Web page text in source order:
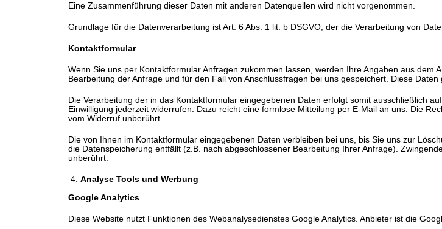
Eine Zusammenführung dieser Daten mit anderen Datenquellen wird nicht vorgenommen.
Grundlage für die Datenverarbeitung ist Art. 6 Abs. 1 lit. b DSGVO, der die Verarbeitung von
Kontaktformular
Wenn Sie uns per Kontaktformular Anfragen zukommen lassen, werden Ihre Angaben aus
Bearbeitung der Anfrage und für den Fall von Anschlussfragen bei uns gespeichert. Diese
Die Verarbeitung der in das Kontaktformular eingegebenen Daten erfolgt somit ausschließlich
Einwilligung jederzeit widerrufen. Dazu reicht eine formlose Mitteilung per E-Mail an uns. Die
vom Widerruf unberührt.
Die von Ihnen im Kontaktformular eingegebenen Daten verbleiben bei uns, bis Sie uns zur
die Datenspeicherung entfällt (z.B. nach abgeschlossener Bearbeitung Ihrer Anfrage).
unberührt.
Analyse Tools und Werbung
Google Analytics
Diese Website nutzt Funktionen des Webanalysedienstes Google Analytics. Anbieter ist die